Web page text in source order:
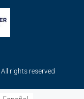
rights reserved